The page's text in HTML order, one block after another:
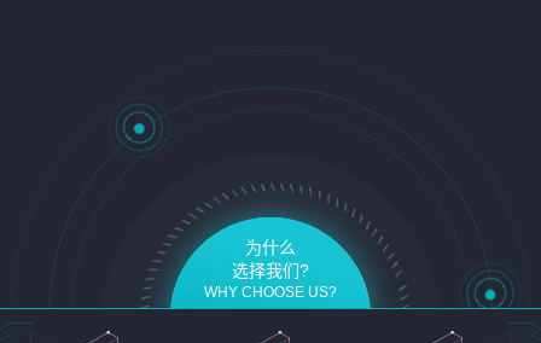
为什么
选择我们?
WHY CHOOSE US?